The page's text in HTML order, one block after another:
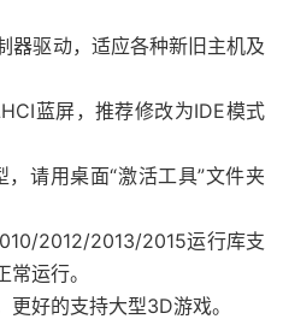
器驱动，适应各种新旧主机及
蓝屏，推荐修改为IDE模式
请用桌面“激活工具”文件夹
2012/2013/2015运行库支
运行。
好的支持大型3D游戏。